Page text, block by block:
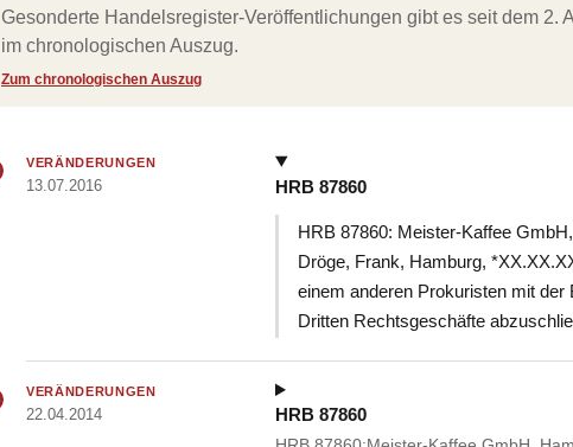
Gesonderte Handelsregister-Veröffentlichungen gibt es seit dem
im chronologischen Auszug.
Zum chronologischen Auszug
VERÄNDERUNGEN
13.07.2016 HRB 87860
HRB 87860: Meister-Kaffee
Dröge, Frank, Hamburg,
einem anderen Prokuristen mit
Dritten Rechtsgeschäfte
VERÄNDERUNGEN
22.04.2014 HRB 87860